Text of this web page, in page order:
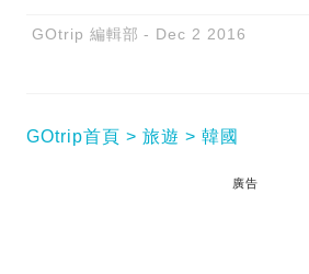
GOtrip 編輯部 Dec 2 2016
GOtrip首頁 旅遊 韓國
廣告